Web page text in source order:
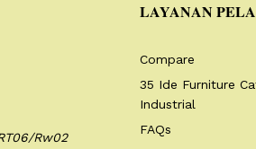
Rw02
LAYANAN
Compare
35 Ide Furniture
Industrial
FAQs